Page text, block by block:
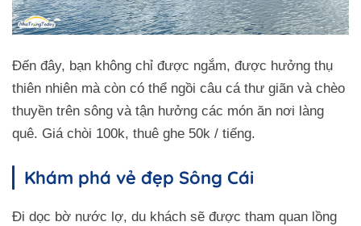
Đến đây, bạn không chỉ được ngắm, được hưởng thụ
thiên nhiên mà còn có thể ngồi câu cá thư giãn và chèo
thuyền trên sông và tận hưởng các món ăn nơi làng
quê. Giá chòi 100k, thuê ghe 50k / tiếng.
Khám phá vẻ đẹp Sông Cái
Đi dọc bờ nước lợ, du khách sẽ được tham quan lồng